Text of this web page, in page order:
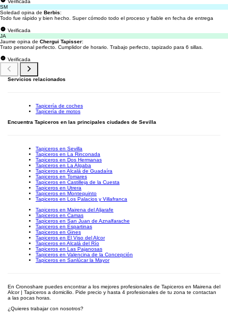
Verificada
SM
Soledad opina de Berbis:
Todo fue rápido y bien hecho. Super cómodo todo el proceso y fiable en fecha de entrega
Verificada
JA
Jaume opina de Chergui Tapisser:
Trato personal perfecto. Cumplidor de horario. Trabajo perfecto, tapizado para 6 sillas.
Verificada
Servicios relacionados
Tapicería de coches
Tapicería de motos
Encuentra Tapiceros en las principales ciudades de Sevilla
Tapiceros en Sevilla
Tapiceros en La Rinconada
Tapiceros en Dos Hermanas
Tapiceros en La Algaba
Tapiceros en Alcalá de Guadaíra
Tapiceros en Tomares
Tapiceros en Castilleja de la Cuesta
Tapiceros en Utrera
Tapiceros en Montequinto
Tapiceros en Los Palacios y Villafranca
Tapiceros en Mairena del Aljarafe
Tapiceros en Camas
Tapiceros en San Juan de Aznalfarache
Tapiceros en Espartinas
Tapiceros en Gines
Tapiceros en El Viso del Alcor
Tapiceros en Alcalá del Río
Tapiceros en Las Pajanosas
Tapiceros en Valencina de la Concepción
Tapiceros en Sanlúcar la Mayor
En Cronoshare puedes encontrar a los mejores profesionales de Tapiceros en Mairena del
Alcor | Tapiceros a domicilio. Pide precio y hasta 4 profesionales de tu zona te contactan
a las pocas horas.
¿Quieres trabajar con nosotros?